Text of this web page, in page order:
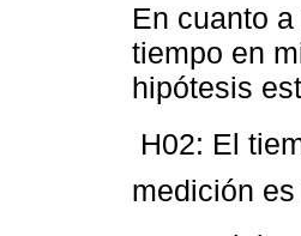
En cuanto
tiempo en
hipótesis
 H02: El
medición